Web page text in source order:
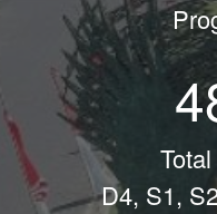
D4, S1,